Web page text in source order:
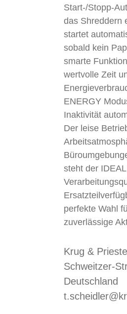
Start-/Stopp-
das Shreddern
startet
sobald kein
smarte
wertvolle Zeit
ENERGY
Inaktivität
Der leise
steht der
perfekte Wahl
zuverlässige
Krug &
Schweitzer-
Deutschland